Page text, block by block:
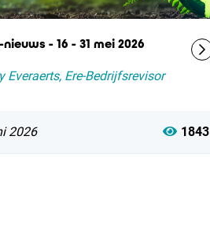
nieuws - 16 - 31 mei 2026
Everaerts, Ere-Bedrijfsrevisor
2026 1843